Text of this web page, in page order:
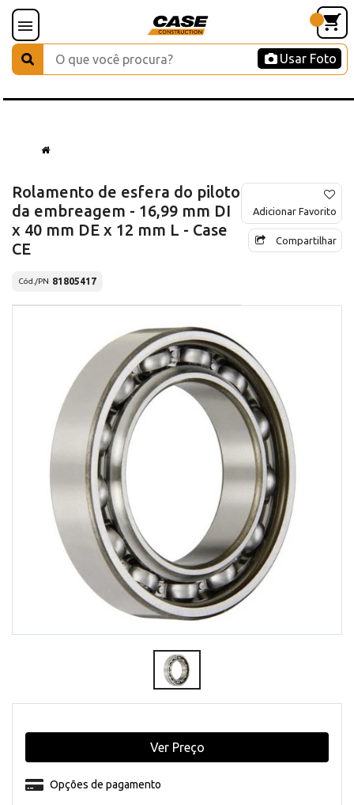
Usar Foto
Rolamento de esfera do piloto
da embreagem - 16,99 mm DI
x 40 mm DE x 12 mm L - Case
CE
Cód./PN 81805417
Adicionar Favorito
Compartilhar
Opções de pagamento
Ver Preço